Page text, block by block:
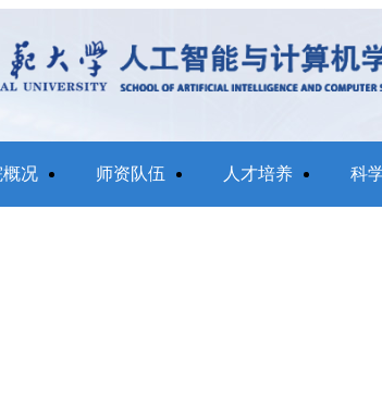
况 师资队伍 人才培养 科